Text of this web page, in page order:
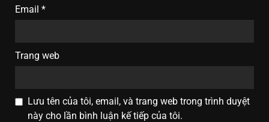
Email *
Trang web
Lưu tên của tôi, email, và trang web trong trình duyệt
này cho lần bình luận kế tiếp của tôi.